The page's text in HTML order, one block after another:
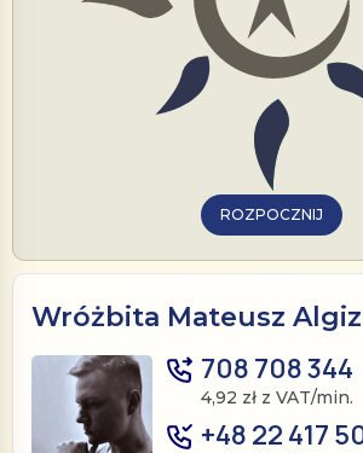
ROZPOCZNIJ
Wróżbita Mateusz Algiz
708 708 344
4,92 zł z VAT/min.
+48 22 417